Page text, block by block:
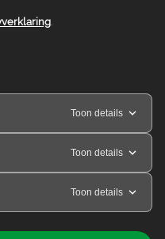
prachtige terreintje
.
Toon details
Toon details
Toon details